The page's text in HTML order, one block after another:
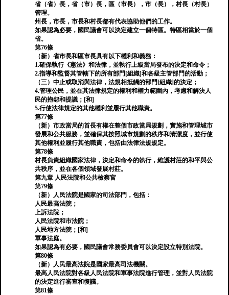
省（省）長，省（市）長，區（市長），市（長），村長（村長）
管理。
州長，市長，市長和村長都有代表協助他們的工作。
如果認為必要，國民議會可以決定建立一個特區。特區相當於一個
省。
第76條
（新）省市長和區市長具有以下權利和義務：
1.確保執行《憲法》和法律，並執行上級當局發布的決定和命令；
2.指導和監督其管轄下的所有部門[組織]和各級主管部門的活動；
（三）中止或取消與法律，法規相抵觸的部門[組織]的決定；
4.管理公民，並在其法律規定的權利和權力範圍內，考慮和解決人
民的抱怨和提議；[和]
5.行使法律規定的其他權利並履行其他職責。
第77條
（新）市政當局的首長有權在整個市政當局規劃，實施和管理城市
發展和公共服務，並確保其按照城市規劃的秩序和清潔度，並行使
其他權利並履行其他職責，包括由法律法規規定。
第78條
村長負責組織國家法律，決定和命令的執行，維護村莊的和平與公
共秩序，並在各個領域發展村莊。
第九章 人民法院和公共檢察官
第79條
（新）人民法院是國家的司法部門，包括：
人民最高法院；
上訴法院；
人民法院和市法院；
人民地方法院；[和]
軍事法庭。
如果認為有必要，國民議會常務委員會可以決定設立特別法院。
第80條
（新）人民最高法院是國家最高司法機關。
最高人民法院對各級人民法院和軍事法院進行管理，並對人民法院
的決定進行審查和復議。
第81條